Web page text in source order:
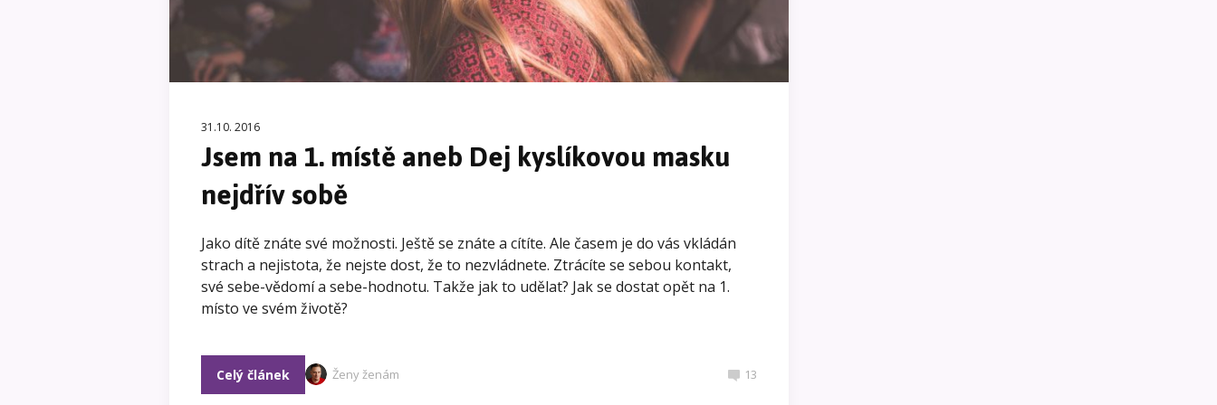
31.10. 2016
Jsem na 1. místě aneb Dej kyslíkovou masku
nejdřív sobě
Jako dítě znáte své možnosti. Ještě se znáte a cítíte. Ale časem je do vás vkládán
strach a nejistota, že nejste dost, že to nezvládnete. Ztrácíte se sebou kontakt,
své sebe-vědomí a sebe-hodnotu. Takže jak to udělat? Jak se dostat opět na 1.
místo ve svém životě?
Celý článek Ženy ženám 13